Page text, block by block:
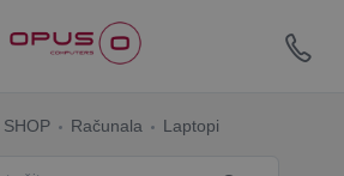
SHOP Računala Laptopi